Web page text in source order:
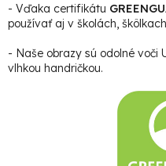
- Vďaka certifikátu
používať aj v školách,
- Naše obrazy sú odolné voči
vlhkou handričkou.